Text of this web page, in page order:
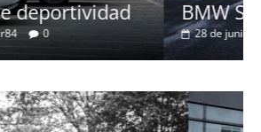
7: lujo desde 1977
2022 mospotter84 0